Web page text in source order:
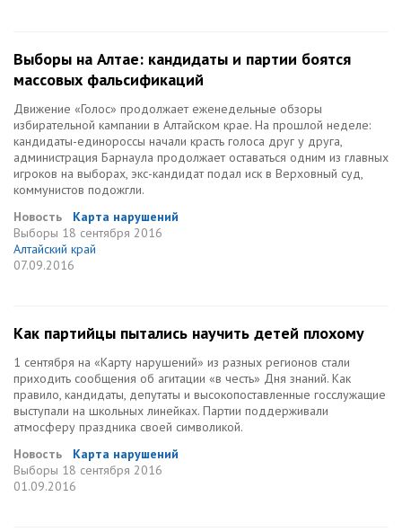
Выборы на Алтае: кандидаты и партии боятся
массовых фальсификаций
Движение «Голос» продолжает еженедельные обзоры
избирательной кампании в Алтайском крае. На прошлой неделе:
кандидаты-единороссы начали красть голоса друг у друга,
администрация Барнаула продолжает оставаться одним из главных
игроков на выборах, экс-кандидат подал иск в Верховный суд,
коммунистов подожгли.
Новость
Карта нарушений
Выборы 18 сентября 2016
Алтайский край
07.09.2016
Как партийцы пытались научить детей плохому
1 сентября на «Карту нарушений» из разных регионов стали
приходить сообщения об агитации «в честь» Дня знаний. Как
правило, кандидаты, депутаты и высокопоставленные госслужащие
выступали на школьных линейках. Партии поддерживали
атмосферу праздника своей символикой.
Новость
Карта нарушений
Выборы 18 сентября 2016
01.09.2016